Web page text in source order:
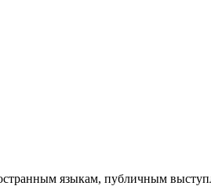
языкам, публичным